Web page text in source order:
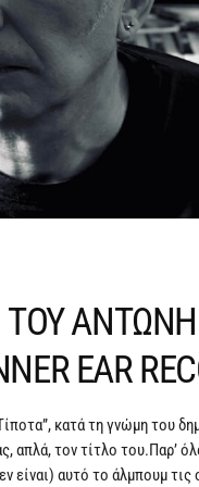
ΤΟΥ ΑΝΤΩΝΗ
EAR
κατά τη γνώμη του
απλά, τον τίτλο του.Παρ’
είναι) αυτό το άλμπουμ